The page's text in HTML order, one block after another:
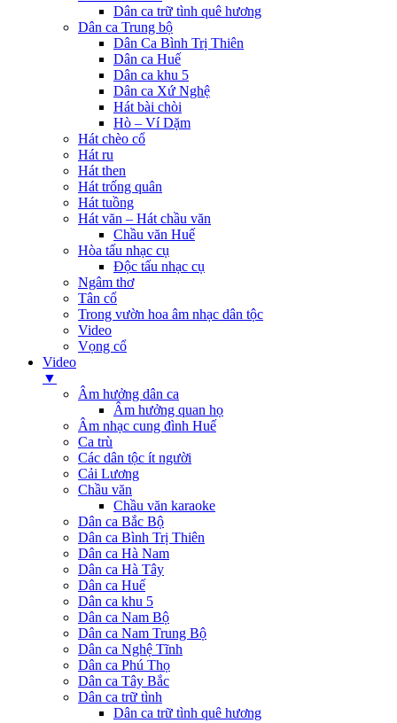
Dân ca trữ tình quê hương
Dân ca Trung bộ
Dân Ca Bình Trị Thiên
Dân ca Huế
Dân ca khu 5
Dân ca Xứ Nghệ
Hát bài chòi
Hò – Ví Dặm
Hát chèo cổ
Hát ru
Hát then
Hát trống quân
Hát tuồng
Hát văn – Hát chầu văn
Chầu văn Huế
Hòa tấu nhạc cụ
Độc tấu nhạc cụ
Ngâm thơ
Tân cổ
Trong vườn hoa âm nhạc dân tộc
Video
Vọng cổ
Video
▼
Âm hưởng dân ca
Âm hưởng quan họ
Âm nhạc cung đình Huế
Ca trù
Các dân tộc ít người
Cải Lương
Chầu văn
Chầu văn karaoke
Dân ca Bắc Bộ
Dân ca Bình Trị Thiên
Dân ca Hà Nam
Dân ca Hà Tây
Dân ca Huế
Dân ca khu 5
Dân ca Nam Bộ
Dân ca Nam Trung Bộ
Dân ca Nghệ Tĩnh
Dân ca Phú Thọ
Dân ca Tây Bắc
Dân ca trữ tình
Dân ca trữ tình quê hương